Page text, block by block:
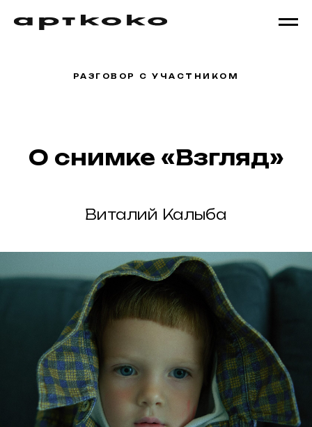
РАЗГОВОР С УЧАСТНИКОМ
О снимке «Взгляд»
Виталий Калыба